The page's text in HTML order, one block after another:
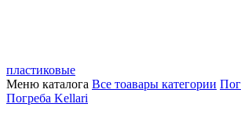
пластиковые
Меню каталога Все тоавары категории
Погреба Kellari